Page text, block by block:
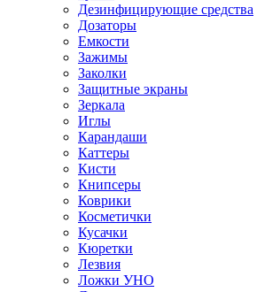
Дезинфицирующие средства
Дозаторы
Емкости
Зажимы
Заколки
Защитные экраны
Зеркала
Иглы
Карандаши
Каттеры
Кисти
Книпсеры
Коврики
Косметички
Кусачки
Кюретки
Лезвия
Ложки УНО